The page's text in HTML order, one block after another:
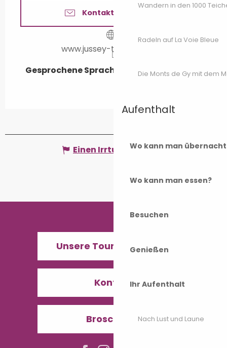
Wandern in den 1000
Radeln auf La Voie Bleue
Die Monts de Gy mit dem
Aufenthalt
Wo kann man
Wo kann man essen?
Besuchen
Genießen
Ihr Aufenthalt
Nach Lust und Laune
Kontaktieren Sie uns
www.jussey-tourisme.com
Gesprochene Sprachen
Gesprochene Sprachen
Einen Irrtum angeben
Unsere Tourismusbüros
Kontakt
Broschüren